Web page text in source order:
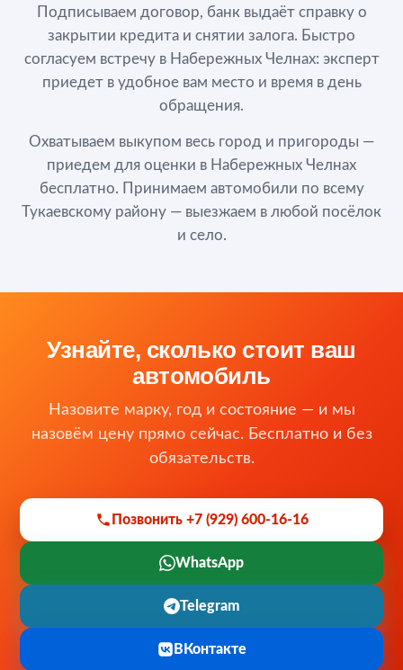
Подписываем договор, банк выдаёт справку о
закрытии кредита и снятии залога. Быстро
согласуем встречу в Набережных Челнах: эксперт
приедет в удобное вам место и время в день
обращения.
Охватываем выкупом весь город и пригороды —
приедем для оценки в Набережных Челнах
бесплатно. Принимаем автомобили по всему
Тукаевскому району — выезжаем в любой посёлок
и село.
Узнайте, сколько стоит ваш
автомобиль
Назовите марку, год и состояние — и мы
назовём цену прямо сейчас. Бесплатно и без
обязательств.
Позвонить +7 (929) 600-16-16
WhatsApp
Telegram
ВКонтакте